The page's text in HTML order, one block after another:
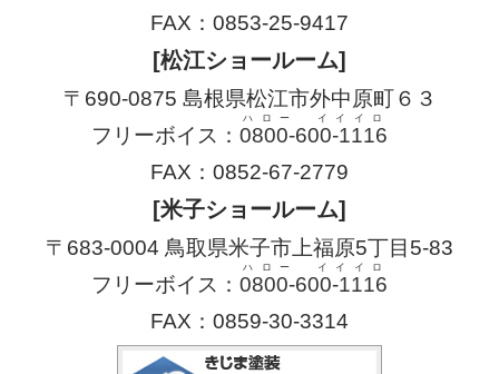
FAX：0853-25-9417
[松江ショールーム]
〒690-0875 島根県松江市外中原町６３
フリーボイス： 0800-600-1116
ハロー イイイロ
FAX：0852-67-2779
[米子ショールーム]
〒683-0004 鳥取県米子市上福原5丁目5-83
フリーボイス： 0800-600-1116
ハロー イイイロ
FAX：0859-30-3314